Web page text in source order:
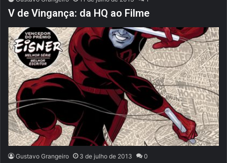
V de Vingança: da HQ ao Filme
Gustavo Grangeiro 3 de julho de 2013 0